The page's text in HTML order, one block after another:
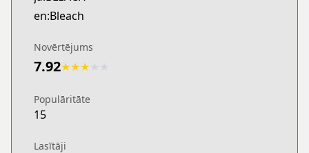
MANGA Plus
en:Bleach
Novērtējums
7.92★★★
Populāritāte
15
Lasītāji